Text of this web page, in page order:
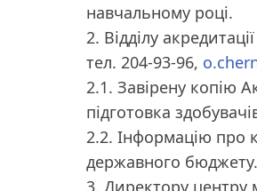
навчальному році.
2. Відділу
тел. 204-93-96,
2.1. Завірену копію
підготовка
2.2. Інформацію про
державного бюджету.
3. Директору центру